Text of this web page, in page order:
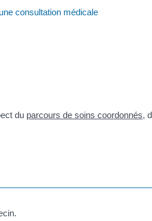
consultation médicale
du parcours de soins coordonnés,